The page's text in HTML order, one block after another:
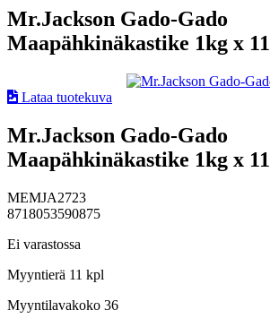
Mr.Jackson Gado-Gado
Maapähkinäkastike 1kg x 11
Lataa tuotekuva
Mr.Jackson Gado-Gado
Maapähkinäkastike 1kg x 11
MEMJA2723
8718053590875
Ei varastossa
Myyntierä 11 kpl
Myyntilavakoko 36